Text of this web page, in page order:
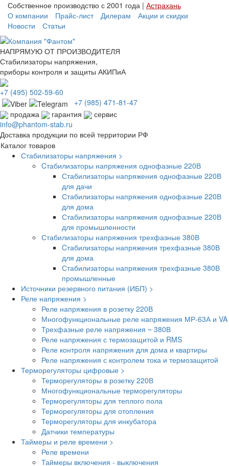
Собственное производство с 2001 года | Астрахань
О компании
Прайс-лист Дилерам
Акции и скидки
Новости
Статьи
НАПРЯМУЮ ОТ ПРОИЗВОДИТЕЛЯ
Стабилизаторы напряжения,
приборы контроля и защиты АКИПиА
+7 (495) 502-59-60
+7 (985) 471-81-47
продажа
гарантия
сервис
info@phantom-stab.ru
Доставка продукции по всей территории РФ
Каталог товаров
Стабилизаторы напряжения >
Cтабилизаторы напряжения однофазные 220В
Стабилизаторы напряжения однофазные 220В
для дачи
Стабилизаторы напряжения однофазные 220В
для дома
Стабилизаторы напряжения однофазные 220В
для промышленности
Стабилизаторы напряжения трехфазные 380В
Cтабилизаторы напряжения трехфазные 380В
для дома
Стабилизаторы напряжения трехфазные 380В
промышленные
Источники резервного питания (ИБП) >
Реле напряжения >
Реле напряжения в розетку 220В
Многофункциональные реле напряжения МР-63А и VA
Трехфазные реле напряжения ~ 380В
Реле напряжения с термозащитой и RMS
Реле контроля напряжения для дома и квартиры
Реле напряжения с контролем тока и термозащитой
Терморегуляторы цифровые >
Терморегуляторы в розетку 220В
Многофункциональные терморегуляторы
Терморегуляторы для теплого пола
Терморегуляторы для отопления
Терморегуляторы для инкубатора
Датчики температуры
Таймеры и реле времени >
Реле времени
Таймеры включения - выключения